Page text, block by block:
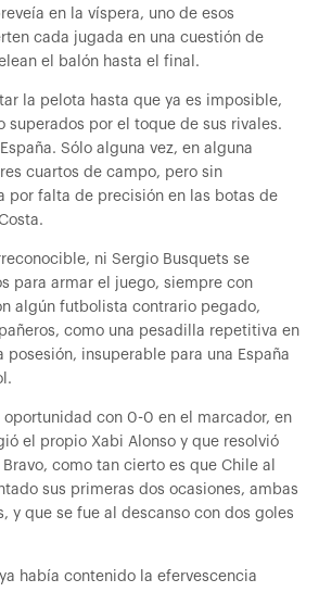
en la víspera, uno de esos
cada jugada en una cuestión de
el balón hasta el final.
la pelota hasta que ya es imposible,
superados por el toque de sus rivales.
Sólo alguna vez, en alguna
cuartos de campo, pero sin
por falta de precisión en las botas de
ni Sergio Busquets se
para armar el juego, siempre con
algún futbolista contrario pegado,
como una pesadilla repetitiva en
insuperable para una España
oportunidad con 0-0 en el marcador, en
el propio Xabi Alonso y que resolvió
como tan cierto es que Chile al
sus primeras dos ocasiones, ambas
y que se fue al descanso con dos goles
había contenido la efervescencia